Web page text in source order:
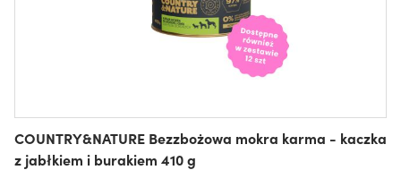
COUNTRY&NATURE Bezzbożowa mokra karma - kaczka
z jabłkiem i burakiem 410 g